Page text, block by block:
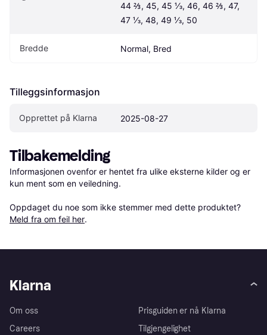
44 ⅔, 45, 45 ⅓, 46, 46 ⅔, 47,
47 ⅓, 48, 49 ⅓, 50
Bredde Normal, Bred
Tilleggsinformasjon
Opprettet på Klarna 2025-08-27
Tilbakemelding
Informasjonen ovenfor er hentet fra ulike eksterne kilder og er
kun ment som en veiledning.
Oppdaget du noe som ikke stemmer med dette produktet?
Meld fra om feil her.
Klarna
Om oss
Careers
Prisguiden er nå Klarna
Tilgjengelighet